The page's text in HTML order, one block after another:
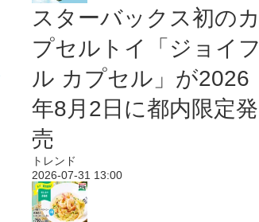
スターバックス初のカ
プセルトイ「ジョイフ
ル カプセル」が2026
年8月2日に都内限定発
売
トレンド
2026-07-31 13:00